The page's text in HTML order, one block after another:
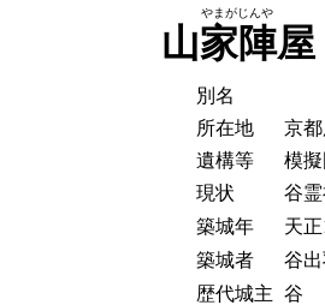
山家陣屋
別名
所在地
京
遺構等
模
現状
谷
築城年
天正
築城者
谷
歴代城主 谷
やまがじんや